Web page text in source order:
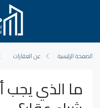
الصفحة الرئيسية عن العقارات
ما الذي يجب